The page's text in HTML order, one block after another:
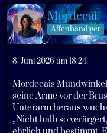
Mordecai
Affenbändiger
8. Juni 2026 um 18:24
Mordecais
seine Arme vor der
Unterarm heraus
„Nicht halb so